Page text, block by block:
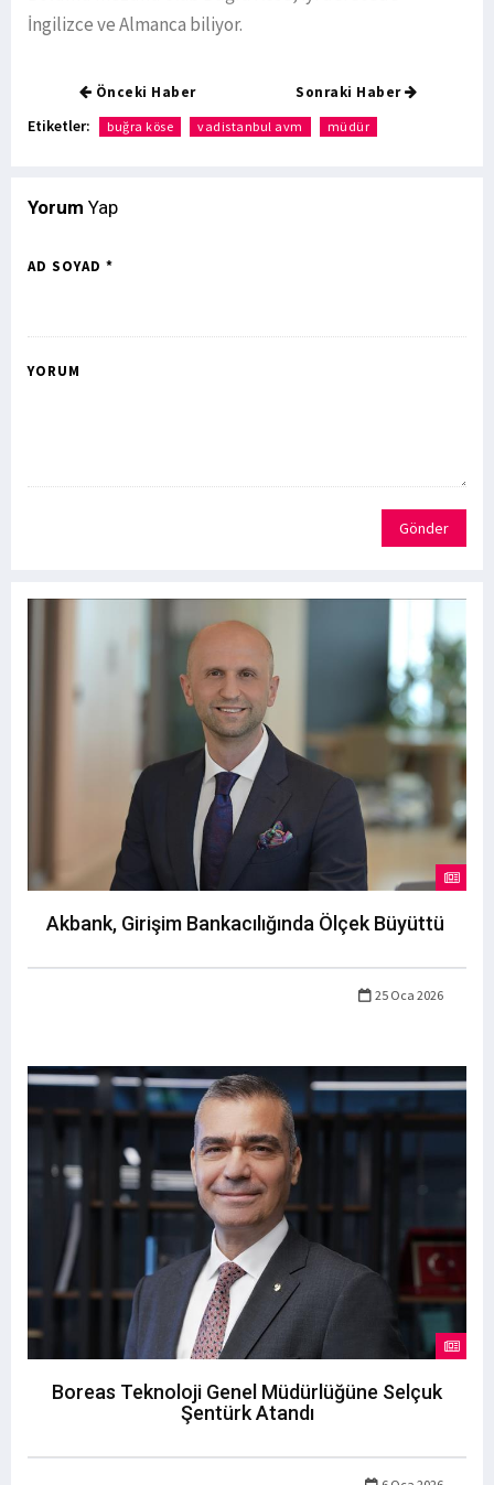
İngilizce ve Almanca biliyor.
Önceki Haber Sonraki Haber
Etiketler: buğra köse vadistanbul avm müdür
Yorum Yap
AD SOYAD *
YORUM
Gönder
Akbank, Girişim Bankacılığında Ölçek Büyüttü
25 Oca 2026
Boreas Teknoloji Genel Müdürlüğüne Selçuk
Şentürk Atandı